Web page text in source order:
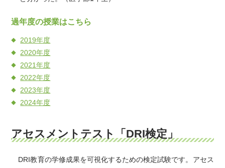
過年度の授業はこちら
2019年度
2020年度
2021年度
2022年度
2023年度
2024年度
アセスメントテスト「DRI検定」
DRI教育の学修成果を可視化するための検定試験です。アセス